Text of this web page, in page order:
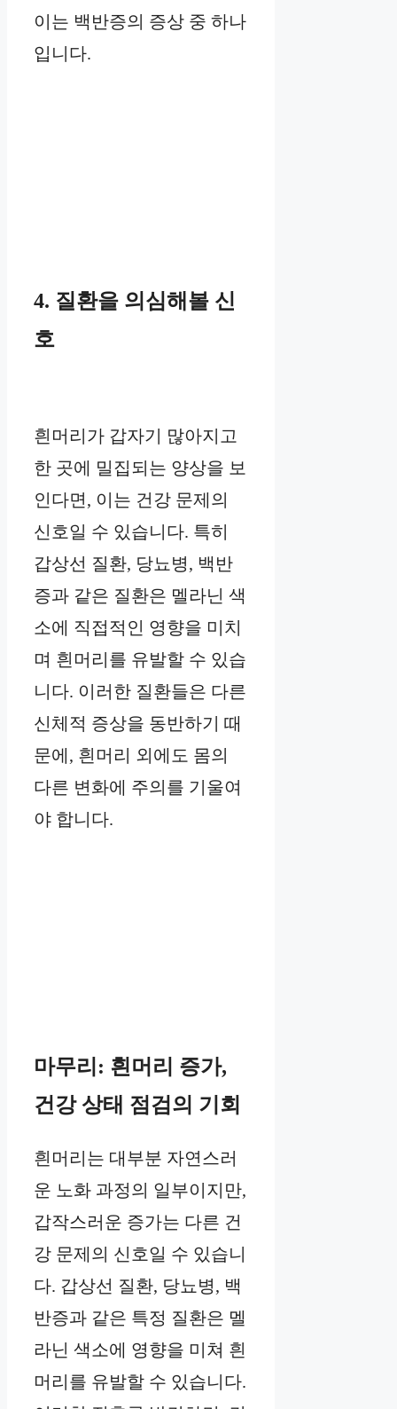
이는 백반증의 증상 중 하나
입니다.
4. 질환을 의심해볼 신
호
흰머리가 갑자기 많아지고
한 곳에 밀집되는 양상을 보
인다면, 이는 건강 문제의
신호일 수 있습니다. 특히
갑상선 질환, 당뇨병, 백반
증과 같은 질환은 멜라닌 색
소에 직접적인 영향을 미치
며 흰머리를 유발할 수 있습
니다. 이러한 질환들은 다른
신체적 증상을 동반하기 때
문에, 흰머리 외에도 몸의
다른 변화에 주의를 기울여
야 합니다.
마무리: 흰머리 증가,
건강 상태 점검의 기회
흰머리는 대부분 자연스러
운 노화 과정의 일부이지만,
갑작스러운 증가는 다른 건
강 문제의 신호일 수 있습니
다. 갑상선 질환, 당뇨병, 백
반증과 같은 특정 질환은 멜
라닌 색소에 영향을 미쳐 흰
머리를 유발할 수 있습니다.